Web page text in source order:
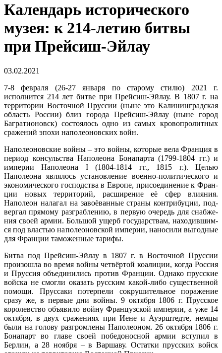
Календарь исторического
музея: к 214-летию битвы
при Прейсиш-Эйлау
03.02.2021
7-8 февраля (26-27 января по старому стилю) 2021 г.
исполнится 214 лет битве при Прейсиш-Эйлау. В 1807 г. на
территории Восточной Пруссии (ныне это Калининградская
область России) близ города Прейсиш-Эйлау (ныне город
Багратионовск) состоялось одно из самых кровопролитных
сражений эпохи наполеоновских войн.
Наполеоновские войны – это вой­ны, ко­то­рые ве­ла Фран­ция в
пе­ри­од кон­суль­ст­ва Наполеона Бонапарта (1799-1804 гг.) и
им­пе­рии Наполеона I (1804-1814 гг., 1815 г.). Це­лью
Наполеона являлось установление во­енно-по­ли­тического и
эко­но­мического гос­под­ства в Ев­ро­пе, при­сое­ди­нение к Фран­
ции но­вых тер­ри­то­рий, расширение её сфер влияния.
Наполеон на­ла­гал на за­воё­ван­ные стра­ны кон­три­бу­ции, под­
вер­гал пря­мо­му раз­граб­ле­нию, в пер­вую оче­редь для снаб­же­
ния сво­ей ар­мии. Боль­шой ущерб го­су­дар­ст­вам, на­хо­див­шим­
ся под вла­стью на­по­ле­о­нов­ской им­пе­рии, на­но­си­ли вы­год­ные
для Фран­ции та­мо­жен­ные та­ри­фы.
Битва под Прейсиш-Эйлау в 1807 г. в Восточной Пруссии
произошла во время войны четвёртой коалиции, когда Россия
и Пруссия объединились против Франции. Однако прусские
войска не смогли оказать русским какой-либо существенной
помощи. Пруссаки потерпели сокрушительное поражение
сразу же, в первые дни войны. 9 октября 1806 г. Прусское
королевство объявило войну Французской империи, а уже 14
октября, в двух сражениях при Иене и Ауэрштедте, немцы
были на голову разгромлены Наполеоном. 26 октября 1806 г.
Бонапарт во главе своей победоносной армии вступил в
Берлин, а 28 ноября – в Варшаву. Остатки прусских войск